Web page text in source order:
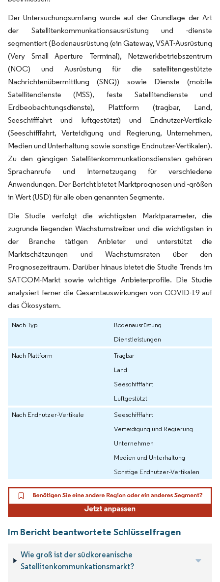
Der Untersuchungsumfang wurde auf der Grundlage der Art
der Satellitenkommunkationsausrüstung und -dienste
segmentiert (Bodenausrüstung (ein Gateway, VSAT-Ausrüstung
(Very Small Aperture Terminal), Netzwerkbetriebszentrum
(NOC) und Ausrüstung für die satellitengestützte
Nachrichtenübermittlung (SNG)) sowie Dienste (mobile
Satellitendienste (MSS), feste Satellitendienste und
Erdbeobachtungsdienste), Plattform (tragbar, Land,
Seeschifffahrt und luftgestützt) und Endnutzer-Vertikale
(Seeschifffahrt, Verteidigung und Regierung, Unternehmen,
Medien und Unterhaltung sowie sonstige Endnutzer-Vertikalen).
Zu den gängigen Satellitenkommunkationsdiensten gehören
Sprachanrufe und Internetzugang für verschiedene
Anwendungen. Der Bericht bietet Marktprognosen und -größen
in Wert (USD) für alle oben genannten Segmente.
Die Studie verfolgt die wichtigsten Marktparameter, die
zugrunde liegenden Wachstumstreiber und die wichtigsten in
der Branche tätigen Anbieter und unterstützt die
Marktschätzungen und Wachstumsraten über den
Prognosezeitraum. Darüber hinaus bietet die Studie Trends im
SATCOM-Markt sowie wichtige Anbieterprofile. Die Studie
analysiert ferner die Gesamtauswirkungen von COVID-19 auf
das Ökosystem.
Nach Typ
Bodenausrüstung
Dienstleistungen
Nach Plattform
Tragbar
Land
Seeschifffahrt
Luftgestützt
Nach Endnutzer-Vertikale
Seeschifffahrt
Verteidigung und Regierung
Unternehmen
Medien und Unterhaltung
Sonstige Endnutzer-Vertikalen
Im Bericht beantwortete Schlüsselfragen
Wie groß ist der südkoreanische
Satellitenkommunkationsmarkt?